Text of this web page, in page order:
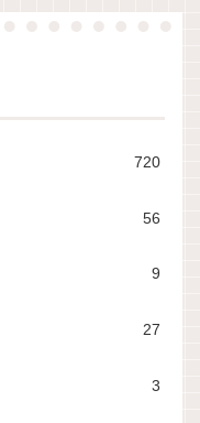
720
56
9
27
3